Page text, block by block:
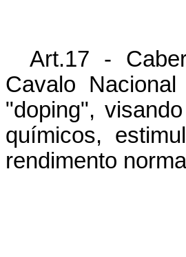
Art.17 -
Cavalo
"doping",
químicos,
rendimento